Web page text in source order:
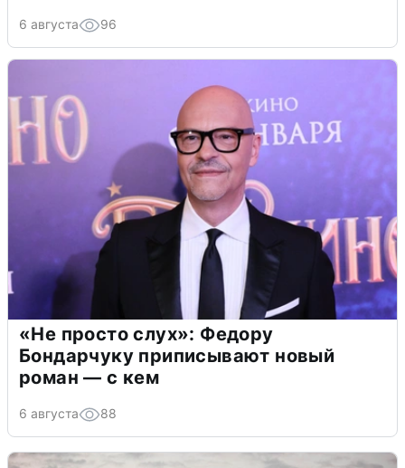
6 августа 96
«Не просто слух»: Федору
Бондарчуку приписывают новый
роман — с кем
6 августа 88